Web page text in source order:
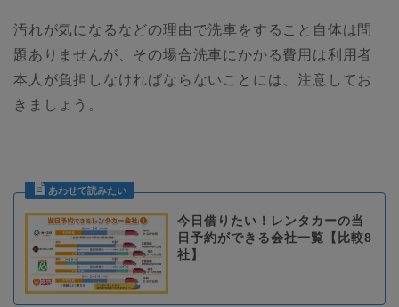
汚れが気になるなどの理由で洗車をすること自体は問
題ありませんが、その場合洗車にかかる費用は利用者
本人が負担しなければならないことには、注意してお
きましょう。
今日借りたい！レンタカーの当
日予約ができる会社一覧【比較8
社】